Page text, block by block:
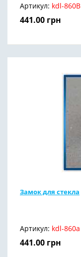
Артикул: kdl-860B
441.00 грн
Замок для стекла
Артикул: kdl-860a
441.00 грн